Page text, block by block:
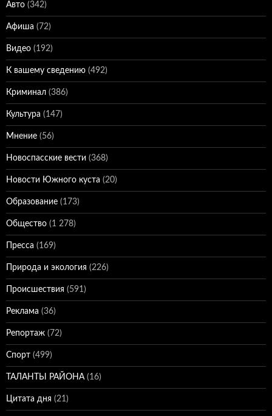
Авто (342)
Афиша (72)
Видео (192)
К вашему сведению (492)
Криминал (386)
Культура (147)
Мнение (56)
Новоспасские вести (368)
Новости Южного куста (20)
Образование (173)
Общество (1 278)
Пресса (169)
Природа и экология (226)
Происшествия (591)
Реклама (36)
Репортаж (72)
Спорт (499)
ТАЛАНТЫ РАЙОНА(16)
Цитата дня (21)